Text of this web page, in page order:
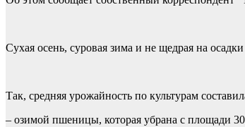
Сухая осень, суровая зима и не щедрая на
Так, средняя урожайность по культурам
– озимой пшеницы, которая убрана с площади